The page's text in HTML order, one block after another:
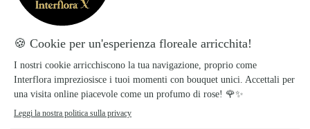
Boutique Del Fiore Sas
DARFO-BOARIO TERME